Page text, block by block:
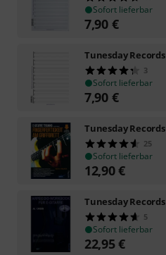
Sofort lieferbar
7,90 €
Tunesday Records
3
Sofort lieferbar
7,90 €
Tunesday Records
25
Sofort lieferbar
12,90€
Tunesday Records
5
Sofort lieferbar
22,95€